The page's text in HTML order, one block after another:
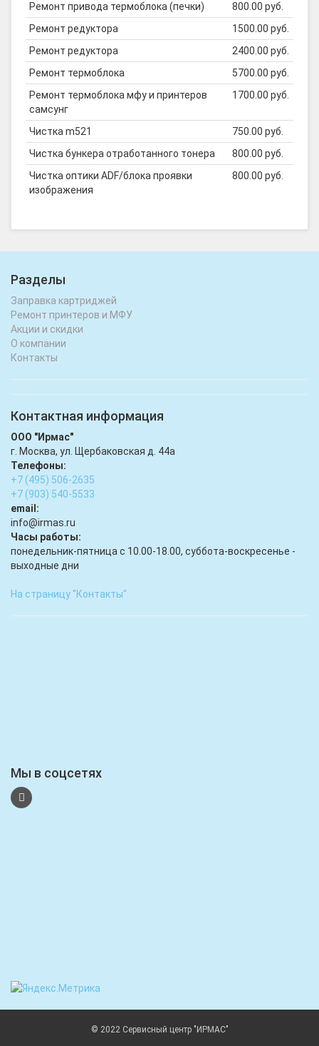
Ремонт привода термоблока (печки)
800.00 руб.
Ремонт редуктора
1500.00 руб.
Ремонт редуктора
2400.00 руб.
Ремонт термоблока
5700.00 руб.
Ремонт термоблока мфу и принтеров
самсунг
1700.00 руб.
Чистка m521
750.00 руб.
Чистка бункера отработанного тонера
800.00 руб.
Чистка оптики ADF/блока проявки
изображения
800.00 руб.
Разделы
Заправка картриджей
Ремонт принтеров и МФУ
Акции и скидки
О компании
Контакты
Контактная информация
ООО "Ирмас"
г. Москва, ул. Щербаковская д. 44а
Телефоны:
+7 (495) 506-2635
+7 (903) 540-5533
email:
infо@irmas.ru
Часы работы:
понедельник-пятница с 10.00-18.00, суббота-воскресенье -
выходные дни
На страницу "Контакты"
Мы в соцсетях
© 2022 Сервисный центр "ИРМАС"